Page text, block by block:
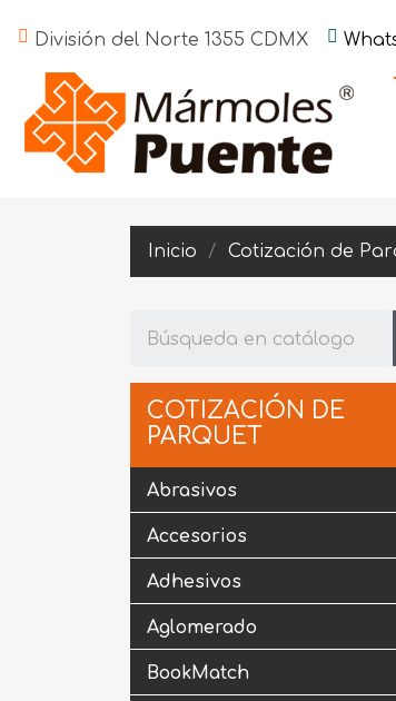
División del Norte 1355 CDMX
Inicio Cotización de
COTIZACIÓN DE
PARQUET
Abrasivos
Accesorios
Adhesivos
Aglomerado
BookMatch